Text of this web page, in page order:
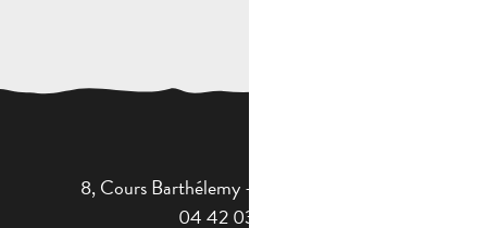
8, Cours Barthélemy - 13400 AUBAGNE
04 42 03 49 98